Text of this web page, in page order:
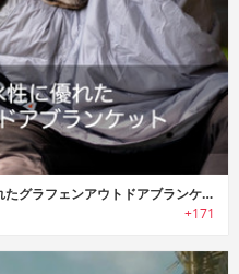
Culla Blanket｜断熱性・防水性に優れたグラフェンアウトドアブランケット「クラブランケット」
+171